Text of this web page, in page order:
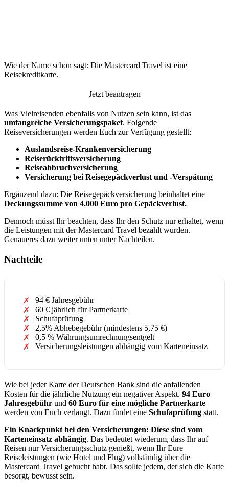
Wie der Name schon sagt: Die Mastercard Travel ist eine
Reisekreditkarte.
Jetzt beantragen
Was Vielreisenden ebenfalls von Nutzen sein kann, ist das
umfangreiche Versicherungspaket. Folgende
Reiseversicherungen werden Euch zur Verfügung gestellt:
Auslandsreise-Krankenversicherung
Reiserücktrittsversicherung
Reiseabbruchversicherung
Versicherung bei Reisegepäckverlust und -Verspätung
Ergänzend dazu: Die Reisegepäckversicherung beinhaltet eine
Deckungssumme von 4.000 Euro pro Gepäckverlust.
Dennoch müsst Ihr beachten, dass Ihr den Schutz nur erhaltet, wenn
die Leistungen mit der Mastercard Travel bezahlt wurden.
Genaueres dazu weiter unten unter Nachteilen.
Nachteile
94 € Jahresgebühr
60 € jährlich für Partnerkarte
Schufaprüfung
2,5% Abhebegebühr (mindestens 5,75 €)
0,5 % Währungsumrechnungsentgelt
Versicherungsleistungen abhängig vom Karteneinsatz
Wie bei jeder Karte der Deutschen Bank sind die anfallenden
Kosten für die jährliche Nutzung ein negativer Aspekt. 94 Euro
Jahresgebühr und 60 Euro für eine mögliche Partnerkarte
werden von Euch verlangt. Dazu findet eine Schufaprüfung statt.
Ein Knackpunkt bei den Versicherungen: Diese sind vom
Karteneinsatz abhängig. Das bedeutet wiederum, dass Ihr auf
Reisen nur Versicherungsschutz genießt, wenn Ihr Eure
Reiseleistungen (wie Hotel und Flug) vollständig über die
Mastercard Travel gebucht habt. Das sollte jedem, der sich die Karte
besorgt, bewusst sein.